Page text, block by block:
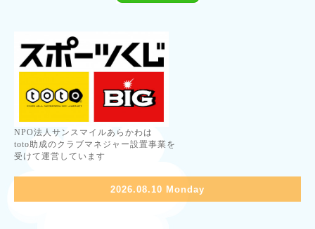
NPO法人サンスマイルあらかわは
toto助成のクラブマネジャー設置事業を
受けて運営しています
2026.08.10 Monday